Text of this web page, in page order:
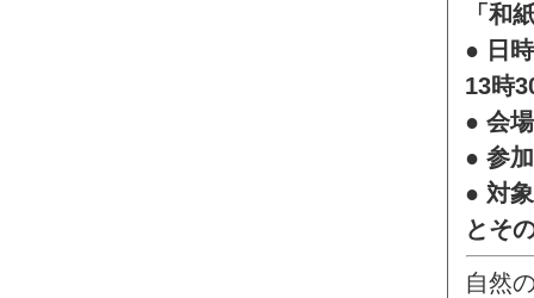
「和
● 日
13時
● 会
● 参
● 対
とそ
自然